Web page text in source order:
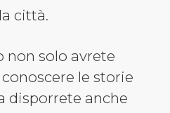
città.
non solo avrete
le storie
disporrete anche